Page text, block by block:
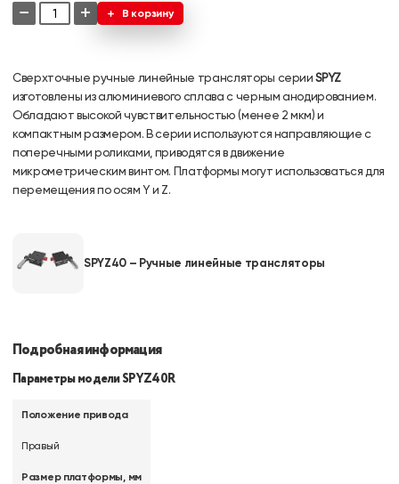
− + В корзину
Сверхточные ручные линейные трансляторы серииSPYZ
изготовлены из алюминиевого сплава с черным анодированием.
Обладают высокой чувствительностью (менее 2 мкм) и
компактным размером. В серии используются направляющие с
поперечными роликами, приводятся в движение
микрометрическим винтом. Платформы могут использоваться для
перемещения по осям Y и Z.
SPYZ40 – Ручные линейные трансляторы
Подробная информация
Параметры модели SPYZ40R
Положение привода
Правый
Размер платформы, мм